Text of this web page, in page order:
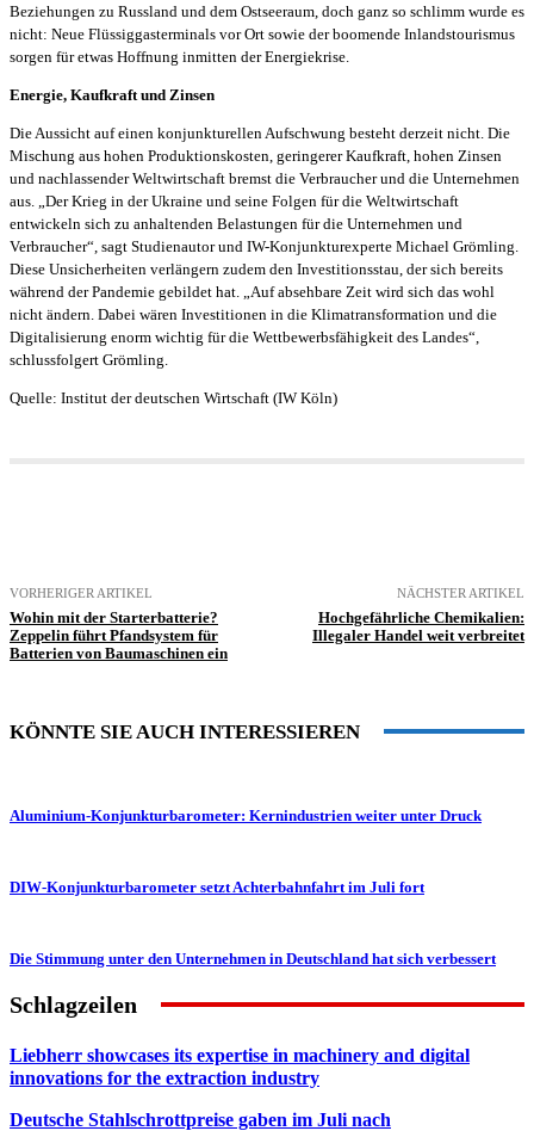
Beziehungen zu Russland und dem Ostseeraum, doch ganz so schlimm wurde es
nicht: Neue Flüssiggasterminals vor Ort sowie der boomende Inlandstourismus
sorgen für etwas Hoffnung inmitten der Energiekrise.
Energie, Kaufkraft und Zinsen
Die Aussicht auf einen konjunkturellen Aufschwung besteht derzeit nicht. Die
Mischung aus hohen Produktionskosten, geringerer Kaufkraft, hohen Zinsen
und nachlassender Weltwirtschaft bremst die Verbraucher und die Unternehmen
aus. „Der Krieg in der Ukraine und seine Folgen für die Weltwirtschaft
entwickeln sich zu anhaltenden Belastungen für die Unternehmen und
Verbraucher“, sagt Studienautor und IW-Konjunkturexperte Michael Grömling.
Diese Unsicherheiten verlängern zudem den Investitionsstau, der sich bereits
während der Pandemie gebildet hat. „Auf absehbare Zeit wird sich das wohl
nicht ändern. Dabei wären Investitionen in die Klimatransformation und die
Digitalisierung enorm wichtig für die Wettbewerbsfähigkeit des Landes“,
schlussfolgert Grömling.
Quelle: Institut der deutschen Wirtschaft (IW Köln)
VORHERIGER ARTIKEL
Wohin mit der Starterbatterie?
Zeppelin führt Pfandsystem für
Batterien von Baumaschinen ein
NÄCHSTER ARTIKEL
Hochgefährliche Chemikalien:
Illegaler Handel weit verbreitet
KÖNNTE SIE AUCH INTERESSIEREN
Aluminium-Konjunkturbarometer: Kernindustrien weiter unter Druck
DIW-Konjunkturbarometer setzt Achterbahnfahrt im Juli fort
Die Stimmung unter den Unternehmen in Deutschland hat sich verbessert
Schlagzeilen
Liebherr showcases its expertise in machinery and digital
innovations for the extraction industry
Deutsche Stahlschrottpreise gaben im Juli nach